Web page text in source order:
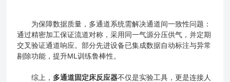
为保障数据质量，多通道系统需解决通道间一致性问题：
通过精密加工保证流道对称，采用同一气源分压供气，并定期
交叉验证通道响应。部分先进设备已集成数据自动标注与异常
剔除功能，提升ML训练鲁棒性。
综上， 多通道固定床反应器不仅是实验工具，更是连接人